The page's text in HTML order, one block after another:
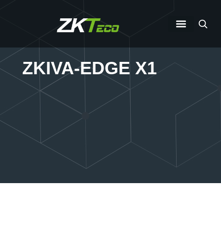
ZKIVA-EDGE X1